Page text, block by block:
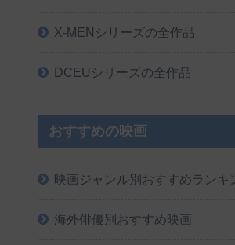
X-MENシリーズの全作品
DCEUシリーズの全作品
おすすめの映画
映画ジャンル別おすすめランキ
海外俳優別おすすめ映画